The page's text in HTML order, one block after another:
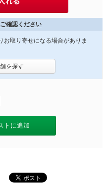
確認ください
お取り寄せになる場合がありま
を探す
トに追加